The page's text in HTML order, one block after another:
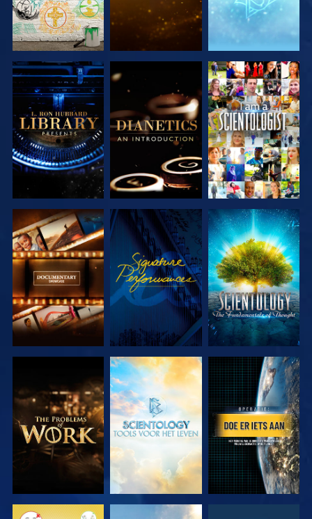
VERKEN DE
SERIE
VERKEN DE
SERIE
KIJK
VERKEN DE
SERIE
KIJK
VERKEN DE
SERIE
VERKEN DE
SERIE
VERKEN DE
SERIE
KIJK